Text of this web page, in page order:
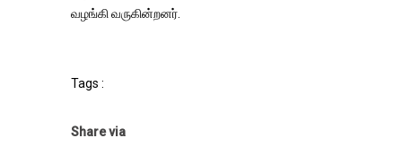
வழங்கி வருகின்றனர்.
Tags :
Share via